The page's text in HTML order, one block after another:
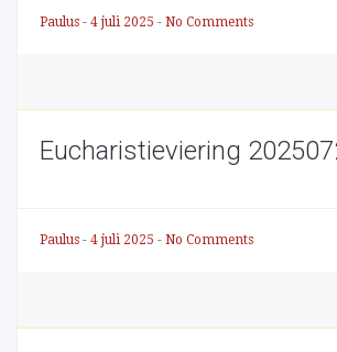
Paulus - 4 juli 2025 - No Comments
Eucharistieviering
Paulus - 4 juli 2025 - No Comments